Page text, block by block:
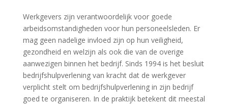
Werkgevers zijn verantwoordelijk voor goede
arbeidsomstandigheden voor hun personeelsleden. Er
mag geen nadelige invloed zijn op hun veiligheid,
gezondheid en welzijn als ook die van de overige
aanwezigen binnen het bedrijf. Sinds 1994 is het besluit
bedrijfshulpverlening van kracht dat de werkgever
verplicht stelt om bedrijfshulpverlening in zijn bedrijf
goed te organiseren. In de praktijk betekent dit meestal